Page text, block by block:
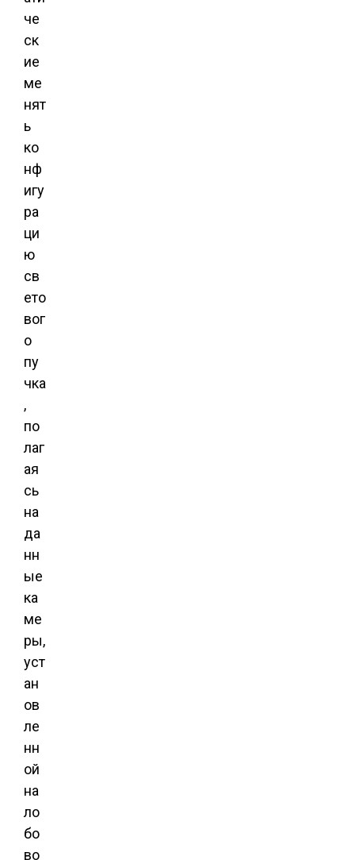
че
ск
ие
ме
нят
ь
ко
нф
игу
ра
ци
ю
св
ето
вог
о
пу
чка
,
по
лаг
ая
сь
на
да
нн
ые
ка
ме
ры,
уст
ан
ов
ле
нн
ой
на
ло
бо
во